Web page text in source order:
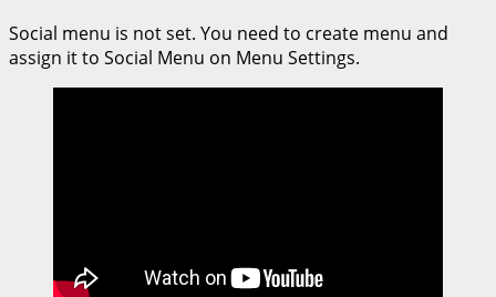
Social menu is not set. You need to create menu and
assign it to Social Menu on Menu Settings.